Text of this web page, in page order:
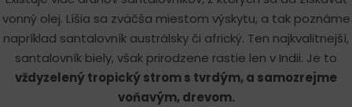
vonný olej. Líšia sa zväčša miestom výskytu, a tak poznáme
napríklad santalovník austrálsky či africký. Ten najkvalitnejší,
santalovník biely, však prirodzene rastie len v Indii. Je to
vždyzelený tropický strom s tvrdým, a samozrejme
voňavým, drevom.